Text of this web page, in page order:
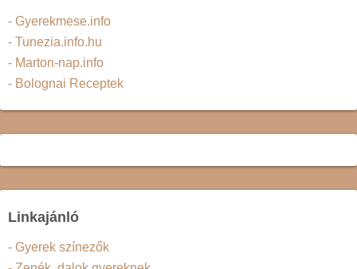
- Gyerekmese.info
- Tunezia.info.hu
- Marton-nap.info
- Bolognai Receptek
Linkajánló
- Gyerek színezők